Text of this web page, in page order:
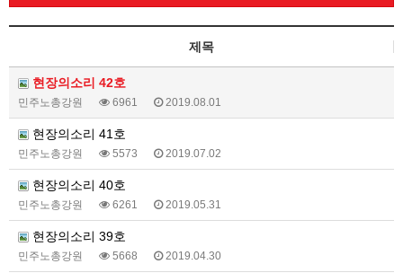
제목
현장의소리 42호
민주노총강원 6961 2019.08.01
현장의소리 41호
민주노총강원 5573 2019.07.02
현장의소리 40호
민주노총강원 6261 2019.05.31
현장의소리 39호
민주노총강원 5668 2019.04.30